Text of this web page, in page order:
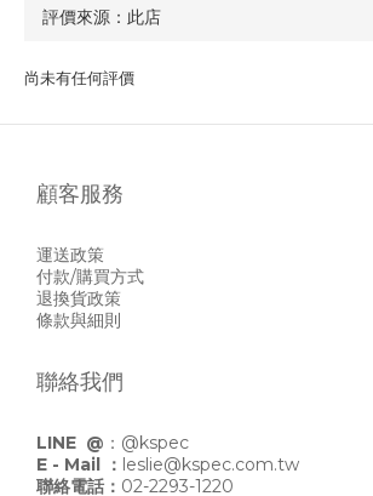
尚未有任何評價
顧客服務
運送政策
付款/購買方式
退換貨政策
條款與細則
聯絡我們
LINE @ ： @kspec
E - Mail ： leslie@kspec.com.tw
聯絡電話： 02-2293-1220